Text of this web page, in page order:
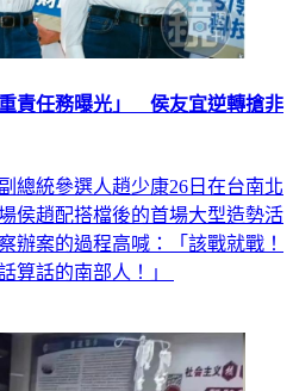
責任務曝光」 侯友宜逆轉搶非
總統參選人趙少康26日在台南北
侯趙配搭檔後的首場大型造勢活
辦案的過程高喊：「該戰就戰！
算話的南部人！」